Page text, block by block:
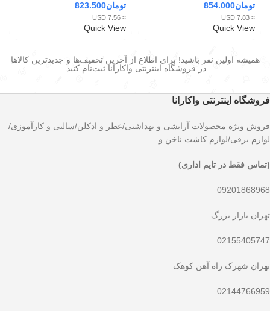
تومان854.000
≈ 7.83 USD
Quick View
تومان823.500
≈ 7.56 USD
Quick View
همیشه اولین نفر باشید! برای اطلاع از آخرین تخفیف‌ها و جدیدترین کالاها
در فروشگاه اینترنتی واکارانا ثبت‌نام کنید.
فروشگاه اینترنتی واکارانا
فروش ویژه محصولات آرایشی و بهداشتی/عطر و ادکلن/سالنی و کارآموزی/
لوازم برقی/لوازم کاشت ناخن و…
(تماس فقط در تایم اداری)
09201868968
تهران بازار بزرگ
02155405747
تهران شهرک راه آهن کوهک
02144766959